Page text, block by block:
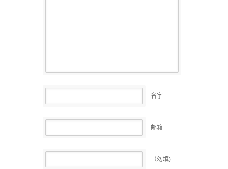
名字
邮箱
（勿填)